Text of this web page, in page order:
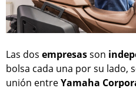
Las dos empresasson
bolsa cada una por su lado,
unión entreYamaha